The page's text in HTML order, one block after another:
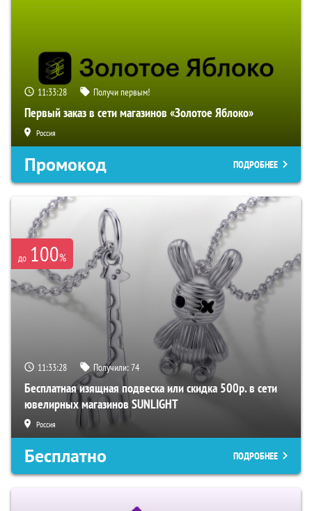
11:33:27 Получи первым!
Первый заказ в сети магазинов «Золотое Яблоко»
Россия
Промокод ПОДРОБНЕЕ
до 100%
11:33:27 Получили:74
Бесплатная изящная подвеска или скидка 500р. в сети
ювелирных магазинов SUNLIGHT
Россия
Бесплатно ПОДРОБНЕЕ